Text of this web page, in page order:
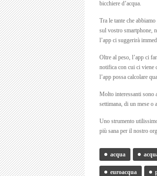
bicchiere d’acqua.
Tra le tante che
sul vostro smartphone,
l’app ci suggerirà
Oltre al peso, l’app ci
notifica con cui ci viene
l’app possa calcolare
Molto interessanti sono
settimana, di un mese o
Uno strumento
più sana per il nostro
acqua
euroacqua